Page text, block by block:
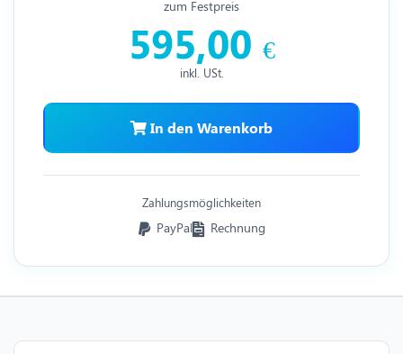
zum Festpreis
595,00 €
inkl. USt.
In den Warenkorb
Zahlungsmöglichkeiten
PayPal Rechnung